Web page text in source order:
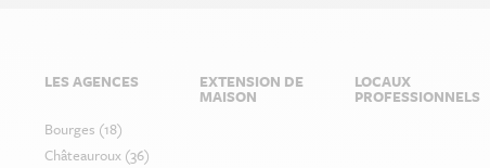
LES AGENCES
Bourges (18)
Châteauroux (36)
EXTENSION DE
MAISON
LOCAUX
PROFESSIONNELS